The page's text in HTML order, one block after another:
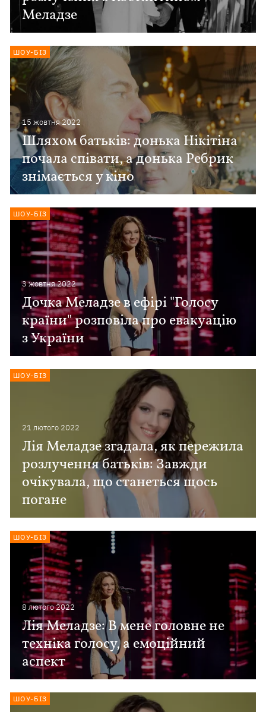
Меладзе
15 жовтня 2022
Шляхом батьків: донька Нікітіна
почала співати, а донька Ребрик
знімається у кіно
ШОУ-БІЗ
3 жовтня 2022
Дочка Меладзе в ефірі "Голосу
країни" розповіла про евакуацію
з України
ШОУ-БІЗ
21 лютого 2022
Лія Меладзе згадала, як пережила
розлучення батьків: Завжди
очікувала, що станеться щось
погане
ШОУ-БІЗ
8 лютого 2022
Лія Меладзе: В мене головне не
техніка голосу, а емоційний
аспект
ШОУ-БІЗ
ШОУ-БІЗ